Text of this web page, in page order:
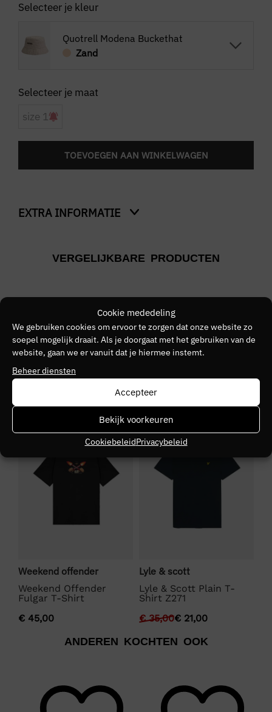
Cookie mededeling
We gebruiken cookies om ervoor te zorgen dat onze website zo
soepel mogelijk draait. Als je doorgaat met het gebruiken van de
website, gaan we er vanuit dat je hiermee instemt.
Beheer diensten
Accepteer
Bekijk voorkeuren
CookiebeleidPrivacybeleid
Selecteer je kleur
Quotrell Modena Buckethat
Zand
size 1
TOEVOEGEN AAN WINKELWAGEN
EXTRA INFORMATIE
Zand
Kleurnummer
81
Kleurgroep
VERGELIJKBARE PRODUCTEN
Weekend offender
Weekend Offender
Fulgar T-Shirt
€ 45,00
SALE
Lyle & scott
Lyle & Scott Plain T-
Shirt Z271
€35,00€ 21,00
ANDEREN KOCHTEN OOK